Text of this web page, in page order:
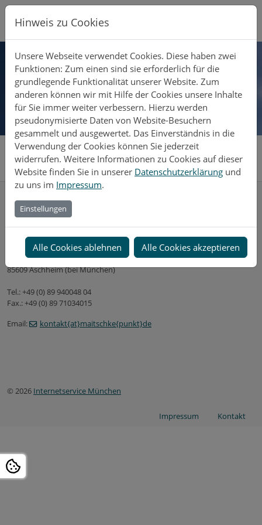
Direkt zur Hauptnavigation springen
Direkt zum Inhalt springen
Zur Unternavigation springen
Systemhaus Maitschke
Server & Hosting Nginx TYPO3 Hosting
Kontakt
Systemhaus Maitschke
Gerald Maitschke
Rat-Kaffl-Str. 13
85609 Aschheim (bei München)
Tel.: +49 (0) 89 940048 04
Fax.: +49 (0) 89 71034015
Email:
kontakt{at}maitschke{punkt}de
© 2026 Internetservice München
Impressum Kontakt
Hinweis zu Cookies
Unsere Webseite verwendet Cookies. Diese haben zwei
Funktionen: Zum einen sind sie erforderlich für die
grundlegende Funktionalität unserer Website. Zum
anderen können wir mit Hilfe der Cookies unsere Inhalte
für Sie immer weiter verbessern. Hierzu werden
pseudonymisierte Daten von Website-Besuchern
gesammelt und ausgewertet. Das Einverständnis in die
Verwendung der Cookies können Sie jederzeit
widerrufen. Weitere Informationen zu Cookies auf dieser
Website finden Sie in unserer Datenschutzerklärung und
zu uns im Impressum.
Einstellungen
Alle Cookies ablehnen Alle Cookies akzeptieren